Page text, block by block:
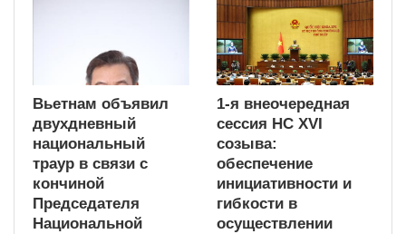
Вьетнам объявил
двухдневный
национальный
траур в связи с
кончиной
Председателя
Национальной
1-я внеочередная
сессия НС XVI
созыва:
обеспечение
инициативности и
гибкости в
осуществлении